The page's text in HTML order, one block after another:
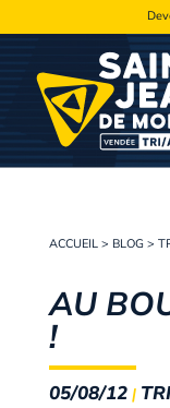
ACCUEIL> BLOG >
AU
!
05/08/12|